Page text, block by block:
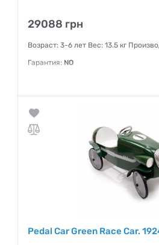
29088 грн
Возраст: 3-6 лет Вес: 13.5 кг
Гарантия: NO
Pedal Car Green Race Car.